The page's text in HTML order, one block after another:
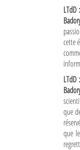
Sites touristiques
Diego Suarez Pratique
Les Petites Annonces
La Tribune de
LTdD
cette
LTdD
que
que